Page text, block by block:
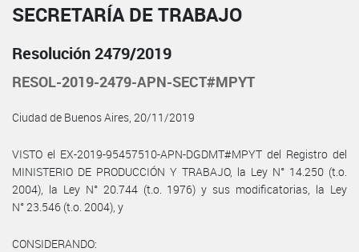
SECRETARÍA DE TRABAJO
Resolución 2479/2019
RESOL-2019-2479-APN-SECT#MPYT
Ciudad de Buenos Aires, 20/11/2019
VISTO el EX-2019-95457510-APN-DGDMT#MPYT del Registro del
MINISTERIO DE PRODUCCIÓN Y TRABAJO, la Ley N° 14.250 (t.o.
2004), la Ley N° 20.744 (t.o. 1976) y sus modificatorias, la Ley
N° 23.546 (t.o. 2004), y
CONSIDERANDO: